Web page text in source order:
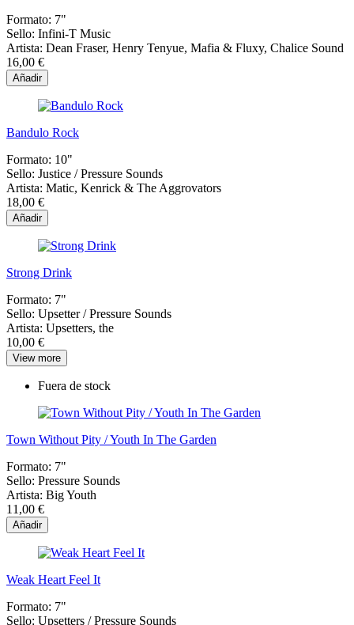
Formato: 7"
Sello: Infini-T Music
Artista: Dean Fraser, Henry Tenyue, Mafia & Fluxy, Chalice Sound
16,00 €
Añadir
Bandulo Rock
Formato: 10"
Sello: Justice ‎/ Pressure Sounds
Artista: Matic, Kenrick & The Aggrovators
18,00 €
Añadir
Strong Drink
Formato: 7"
Sello: Upsetter / Pressure Sounds
Artista: Upsetters, the
10,00 €
View more
Fuera de stock
Town Without Pity / Youth In The Garden
Formato: 7"
Sello: Pressure Sounds
Artista: Big Youth
11,00 €
Añadir
Weak Heart Feel It
Formato: 7"
Sello: Upsetters / Pressure Sounds